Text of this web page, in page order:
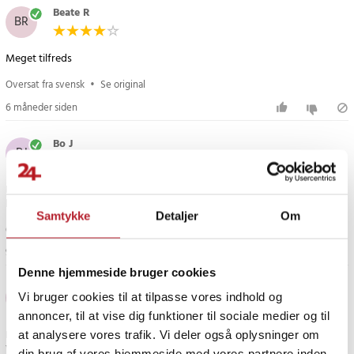
Samtykke Detaljer Om
Denne hjemmeside bruger cookies
Vi bruger cookies til at tilpasse vores indhold og
annoncer, til at vise dig funktioner til sociale medier og til
at analysere vores trafik. Vi deler også oplysninger om
Article number
BR Beate R
Meget tilfreds
Oversat fra svensk • Se original
6 måneder siden
BJ Bo J
Oversat fra svensk
9 måneder siden
M
De bedste bukseophæng
Vi ledte efter dem, vi har haft siden tidernes morgen, og her var de til en